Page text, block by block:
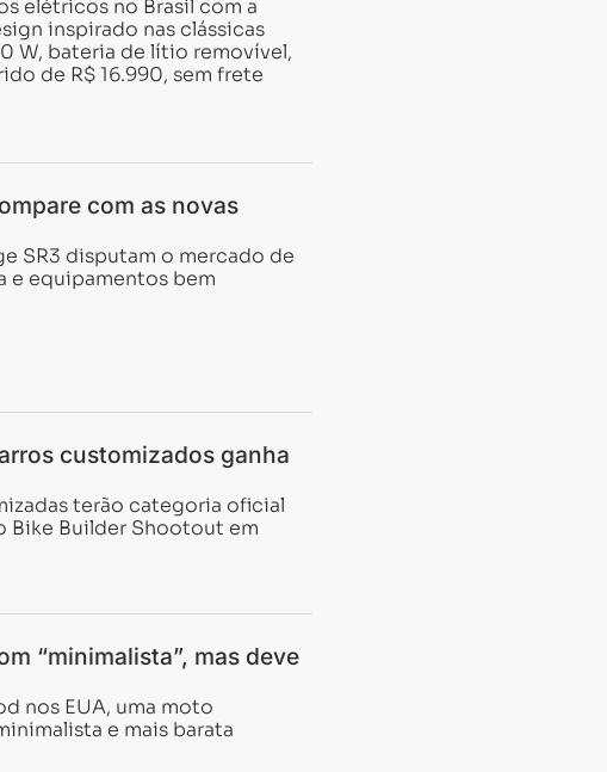
elétricos no Brasil com a
inspirado nas clássicas
W, bateria de lítio removível,
de R$ 16.990, sem frete
com as novas
SR3 disputam o mercado de
e equipamentos bem
customizados ganha
terão categoria oficial
Bike Builder Shootout em
“minimalista”, mas deve
nos EUA, uma moto
e mais barata